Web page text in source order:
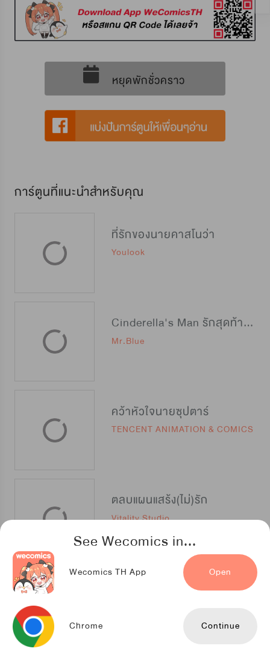
See Wecomics in...
Wecomics TH App Open
Chrome Continue
หยุดพักชั่วคราว
การ์ตูนที่แนะนำสำหรับคุณ
ที่รักของนายคาสโนว่า
Youlook
Cinderella's Man รักสุดท้ายของยัยซิน
Mr.Blue
คว้าหัวใจนายซุปตาร์
TENCENT ANIMATION & COMICS
ตลบแผนแสร้ง(ไม่)รัก
Vitality Studio